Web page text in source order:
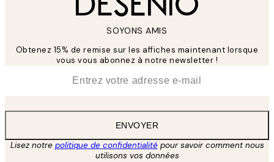
SOYONS AMIS
Obtenez 15% de remise sur les affiches maintenant lorsque
vous vous abonnez à notre newsletter !
ENVOYER
Lisez notre politique de confidentialitépour savoir comment nous
utilisons vos données